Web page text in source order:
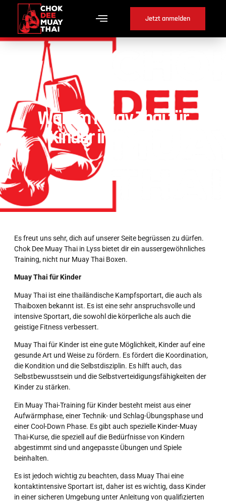
Jetzt anmelden
Warum Muay Thai für
Kinder in Golaten ?
Es freut uns sehr, dich auf unserer Seite begrüssen zu dürfen.
Chok Dee Muay Thai in Lyss bietet dir ein aussergewöhnliches
Training, nicht nur Muay Thai Boxen.
Muay Thai für Kinder
Muay Thai ist eine thailändische Kampfsportart, die auch als
Thaiboxen bekannt ist. Es ist eine sehr anspruchsvolle und
intensive Sportart, die sowohl die körperliche als auch die
geistige Fitness verbessert.
Muay Thai für Kinder ist eine gute Möglichkeit, Kinder auf eine
gesunde Art und Weise zu fördern. Es fördert die Koordination,
die Kondition und die Selbstdisziplin. Es hilft auch, das
Selbstbewusstsein und die Selbstverteidigungsfähigkeiten der
Kinder zu stärken.
Ein Muay Thai-Training für Kinder besteht meist aus einer
Aufwärmphase, einer Technik- und Schlag-Übungsphase und
einer Cool-Down Phase. Es gibt auch spezielle Kinder-Muay
Thai-Kurse, die speziell auf die Bedürfnisse von Kindern
abgestimmt sind und angepasste Übungen und Spiele
beinhalten.
Es ist jedoch wichtig zu beachten, dass Muay Thai eine
kontaktintensive Sportart ist, daher ist es wichtig, dass Kinder
in einer sicheren Umgebung unter Anleitung von qualifizierten